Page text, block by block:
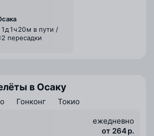
1 ⁠д 1 ⁠ч 20 ⁠м в пути /
2 пересадки
в Осаку
Гонконг Токио
ежедневно
от 264 р.